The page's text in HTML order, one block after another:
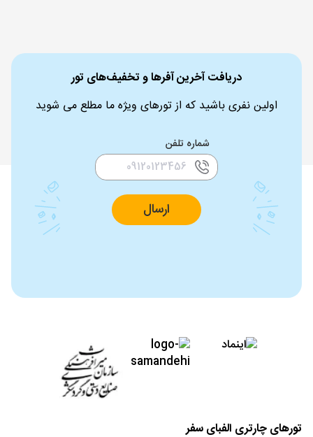
دریافت آخرین آفرها و تخفیف‌های تور
اولین نفری باشید که از تورهای ویژه ما مطلع می شوید
شماره تلفن
ارسال
تورهای چارتری الفبای سفر